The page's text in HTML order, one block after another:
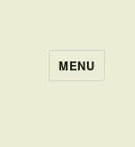
MENU